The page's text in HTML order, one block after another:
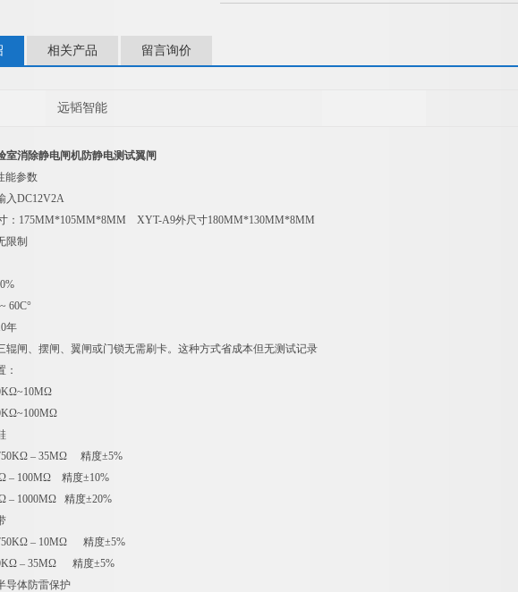
相关产品 留言询价
远韬智能
室消除静电闸机防静电测试翼闸
能参数
入DC12V2A
：175MM*105MM*8MM XYT-A9外尺寸180MM*130MM*8MM
限制
60C°
年
辊闸、摆闸、翼闸或门锁无需刷卡。这种方式省成本但无测试记录
：
– 35MΩ 精度±5%
100MΩ 精度±10%
1000MΩ 精度±20%
– 10MΩ 精度±5%
– 35MΩ 精度±5%
导体防雷保护